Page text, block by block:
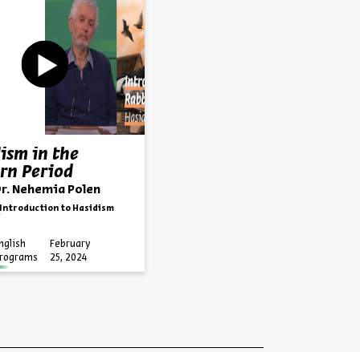
in the
Period
Nehemia Polen
Introduction to Hasidism
February
25, 2024